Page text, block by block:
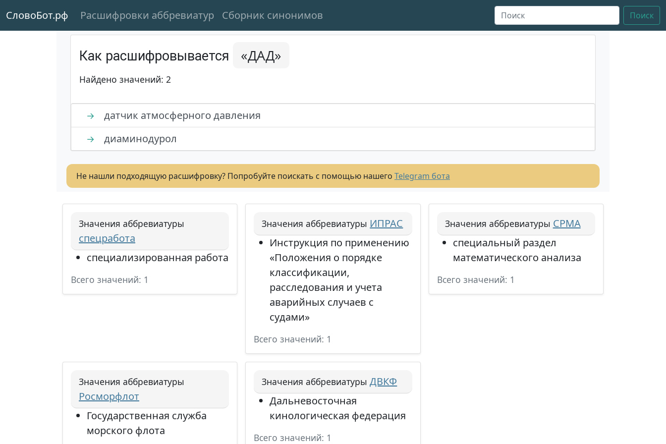
СловоБот.рф Расшифровки аббревиатур Сборник синонимов Поиск
Как расшифровывается «ДАД»
Найдено значений: 2
→ датчик атмосферного давления
→ диаминодурол
Не нашли подходящую расшифровку? Попробуйте поискать с помощью нашего Telegram бота
Значения аббревиатуры
спецработа
специализированная работа
Всего значений: 1
Значения аббревиатуры ИПРАС
Инструкция по применению
«Положения о порядке
классификации,
расследования и учета
аварийных случаев с
судами»
Всего значений: 1
Значения аббревиатуры СРМА
специальный раздел
математического анализа
Всего значений: 1
Значения аббревиатуры
Росморфлот
Государственная служба
морского флота
Значения аббревиатуры ДВКФ
Дальневосточная
кинологическая федерация
Всего значений: 1